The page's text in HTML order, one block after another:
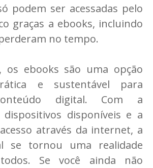
podem ser acessadas pelo
graças a ebooks, incluindo
no tempo.
os ebooks são uma opção
e sustentável para
digital. Com a
dispositivos disponíveis e a
através da internet, a
se tornou uma realidade
Se você ainda não